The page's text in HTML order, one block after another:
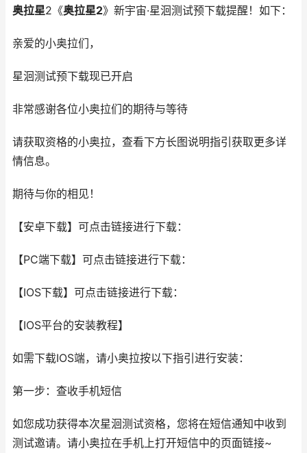
奥拉星2《奥拉星2》新宇宙·星洄测试预下载提醒！如下：
亲爱的小奥拉们，
星洄测试预下载现已开启
非常感谢各位小奥拉们的期待与等待
请获取资格的小奥拉，查看下方长图说明指引获取更多详
情信息。
期待与你的相见！
【安卓下载】可点击链接进行下载：
【PC端下载】可点击链接进行下载：
【IOS下载】可点击链接进行下载：
【IOS平台的安装教程】
如需下载IOS端，请小奥拉按以下指引进行安装：
第一步：查收手机短信
如您成功获得本次星洄测试资格，您将在短信通知中收到
测试邀请。请小奥拉在手机上打开短信中的页面链接~